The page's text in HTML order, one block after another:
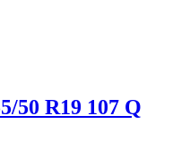
50 R19 107 Q